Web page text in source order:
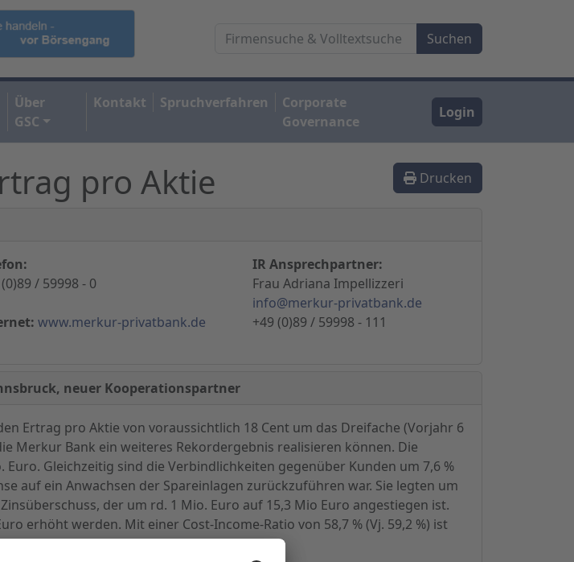
Über
GSC
Kontakt Spruchverfahren
Corporate
Governance
Login
Drucken
pro Aktie
/ 59998 - 0
www.merkur-privatbank.de
IR Ansprechpartner:
Frau Adriana Impellizzeri
info@merkur-privatbank.de
+49 (0)89 / 59998 - 111
neuer Kooperationspartner
Ertrag pro Aktie von voraussichtlich 18 Cent um das Dreifache (Vorjahr 6
Merkur Bank ein weiteres Rekordergebnis realisieren können. Die
Gleichzeitig sind die Verbindlichkeiten gegenüber Kunden um 7,6 %
auf ein Anwachsen der Spareinlagen zurückzuführen war. Sie legten um
der um rd. 1 Mio. Euro auf 15,3 Mio Euro angestiegen ist.
erhöht werden. Mit einer Cost-Income-Ratio von 58,7 % (Vj. 59,2 %) ist
zurückzuführen.